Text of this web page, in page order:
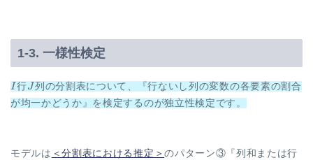
1-3. 一様性検定
I
I 行J
J列の分割表について、『行ないし列の変数の各要素の割合
が均一かどうか』を検定するのが独立性検定です。
モデルは ＜分割表における推定＞のパターン③『列和または行